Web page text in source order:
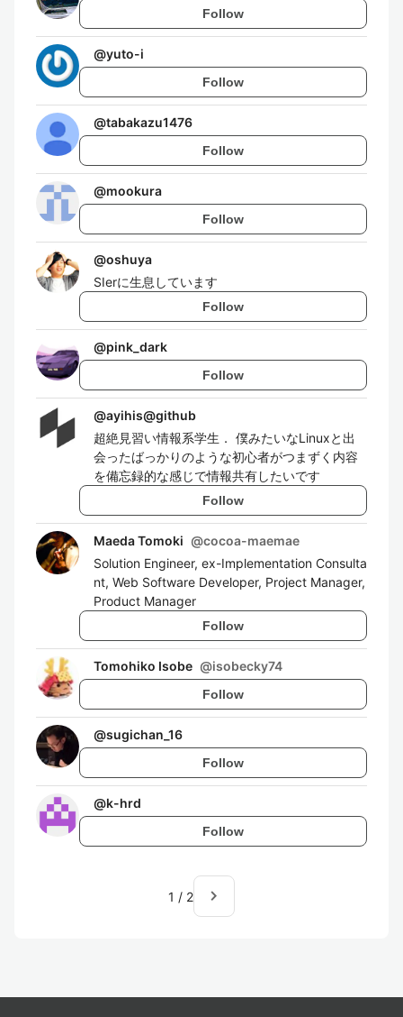
Follow
@yuto-i
Follow
@tabakazu1476
Follow
@mookura
Follow
@oshuya
SIerに生息しています
Follow
@pink_dark
Follow
@ayihis@github
超絶見習い情報系学生． 僕みたいなLinuxと出
会ったばっかりのような初心者がつまずく内容
を備忘録的な感じで情報共有したいです
Follow
Maeda Tomoki @cocoa-maemae
Solution Engineer, ex-Implementation Consulta
nt, Web Software Developer, Project Manager,
Product Manager
Follow
Tomohiko Isobe @isobecky74
Follow
@sugichan_16
Follow
@k-hrd
Follow
1 / 2 navigate_next